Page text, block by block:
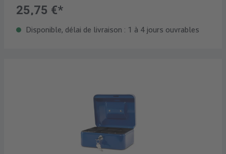
25,75 €*
Disponible, délai de livraison : 1 à 4 jours ouvrables